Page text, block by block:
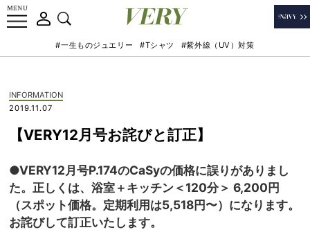
#一生ものジュエリー #Tシャツ #紫外線（UV）対策
INFORMATION
2019.11.07
【VERY12月号お詫びと訂正】
●VERY12月号P.174のCaSyの価格に誤りがありまし
た。正しくは、浴室＋キッチン＜120分＞ 6,200円
（スポット価格。定期利用は5,518円〜）になります。
お詫びして訂正いたします。